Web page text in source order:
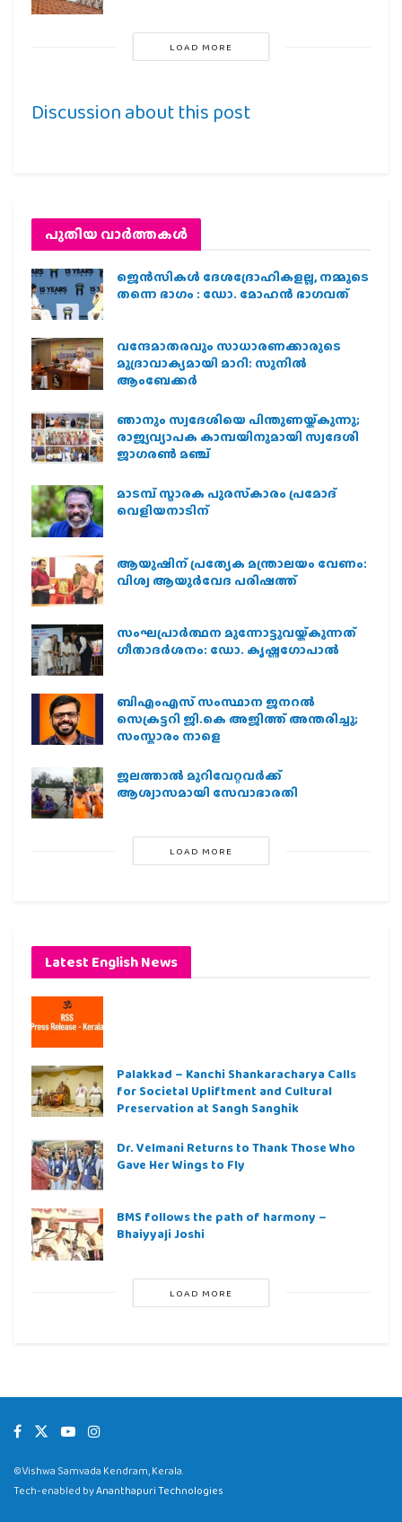
LOAD MORE
Discussion about this post
പുതിയ വാര്‍ത്തകള്‍
ജെന്‍സികള്‍ ദേശദ്രോഹികളല്ല, നമ്മുടെ
തന്നെ ഭാഗം : ഡോ. മോഹന്‍ ഭാഗവത്
വന്ദേമാതരവും സാധാരണക്കാരുടെ
മുദ്രാവാക്യമായി മാറി: സുനിൽ
ആംബേക്കർ
ഞാനും സ്വദേശിയെ പിന്തുണയ്ക്കുന്നു;
രാജ്യവ്യാപക കാമ്പയിനുമായി സ്വദേശി
ജാഗരണ്‍ മഞ്ച്
മാടമ്പ് സ്മാരക പുരസ്‌കാരം പ്രമോദ്
വെളിയനാടിന്
ആയുഷിന് പ്രത്യേക മന്ത്രാലയം വേണം:
വിശ്വ ആയുര്‍വേദ പരിഷത്ത്
സംഘപ്രാര്‍ത്ഥന മുന്നോട്ടുവയ്ക്കുന്നത്
ഗീതാദര്‍ശനം: ഡോ. കൃഷ്ണഗോപാല്‍
ബിഎംഎസ് സംസ്ഥാന ജനറൽ
സെക്രട്ടറി ജി.കെ അജിത്ത് അന്തരിച്ചു;
സംസ്കാരം നാളെ
ജലത്താല്‍ മുറിവേറ്റവര്‍ക്ക്
ആശ്വാസമായി സേവാഭാരതി
LOAD MORE
Latest English News
Palakkad – Kanchi Shankaracharya Calls
for Societal Upliftment and Cultural
Preservation at Sangh Sanghik
Dr. Velmani Returns to Thank Those Who
Gave Her Wings to Fly
BMS follows the path of harmony –
Bhaiyyaji Joshi
LOAD MORE
©Vishwa Samvada Kendram, Kerala.
Tech-enabled byAnanthapuri Technologies